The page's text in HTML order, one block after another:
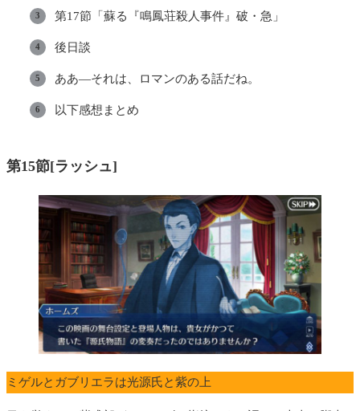
第17節「蘇る『鳴鳳荘殺人事件』破・急」
後日談
ああ—それは、ロマンのある話だね。
以下感想まとめ
第15節[ラッシュ]
ミゲルとガブリエラは光源氏と紫の上